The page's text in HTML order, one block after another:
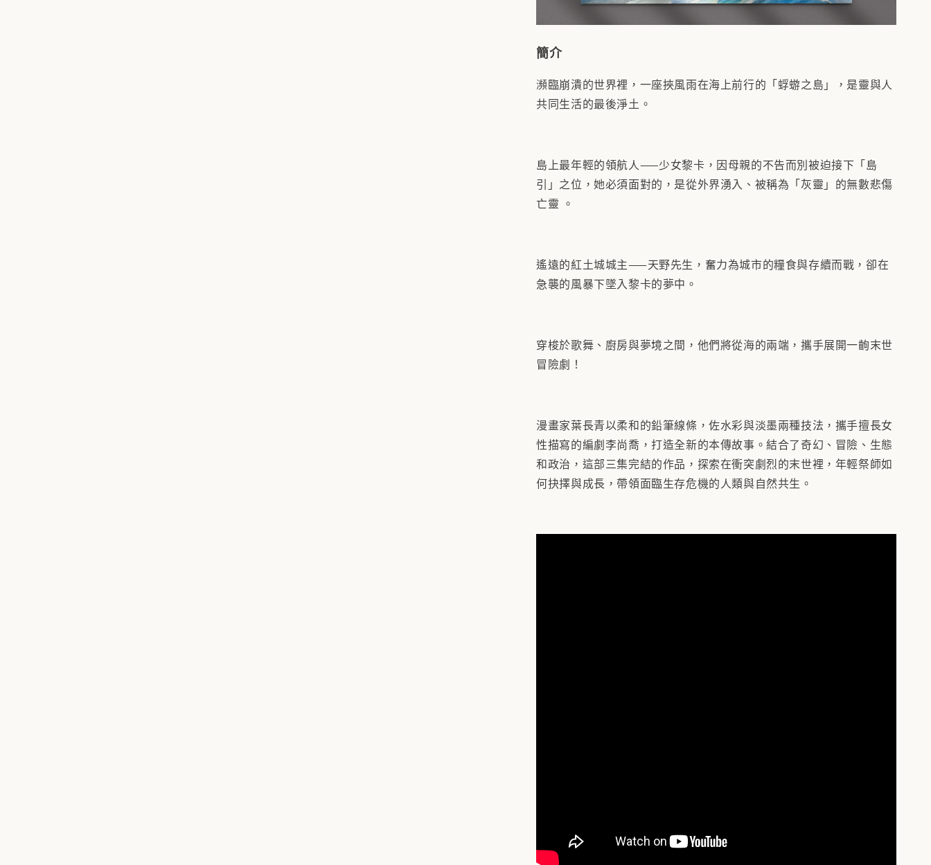
簡介
瀕臨崩潰的世界裡，一座挾風雨在海上前行的「蜉蝣之島」，是靈與人
共同生活的最後淨土。
島上最年輕的領航人——少女黎卡，因母親的不告而別被迫接下「島
引」之位，她必須面對的，是從外界湧入、被稱為「灰靈」的無數悲傷
亡靈 。
遙遠的紅土城城主——天野先生，奮力為城市的糧食與存續而戰，卻在
急襲的風暴下墜入黎卡的夢中。
穿梭於歌舞、廚房與夢境之間，他們將從海的兩端，攜手展開一齣末世
冒險劇！
漫畫家葉長青以柔和的鉛筆線條，佐水彩與淡墨兩種技法，攜手擅長女
性描寫的編劇李尚喬，打造全新的本傳故事。結合了奇幻、冒險、生態
和政治，這部三集完結的作品，探索在衝突劇烈的末世裡，年輕祭師如
何抉擇與成長，帶領面臨生存危機的人類與自然共生。